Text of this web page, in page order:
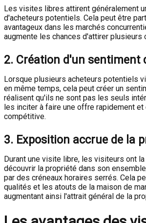
Les visites libres attirent généralement
d'acheteurs potentiels. Cela peut être
avantageux dans les marchés
augmente les chances d'attirer plusieurs
2. Création d'un sentiment
Lorsque plusieurs acheteurs potentiels
en même temps, cela peut créer un
réalisent qu'ils ne sont pas les seuls
les inciter à faire une offre rapidement et
compétitive.
3. Exposition accrue de la
Durant une visite libre, les visiteurs ont
découvrir la propriété dans son
par des créneaux horaires serrés. Cela
qualités et les atouts de la maison de
augmentant ainsi l'attrait général de la